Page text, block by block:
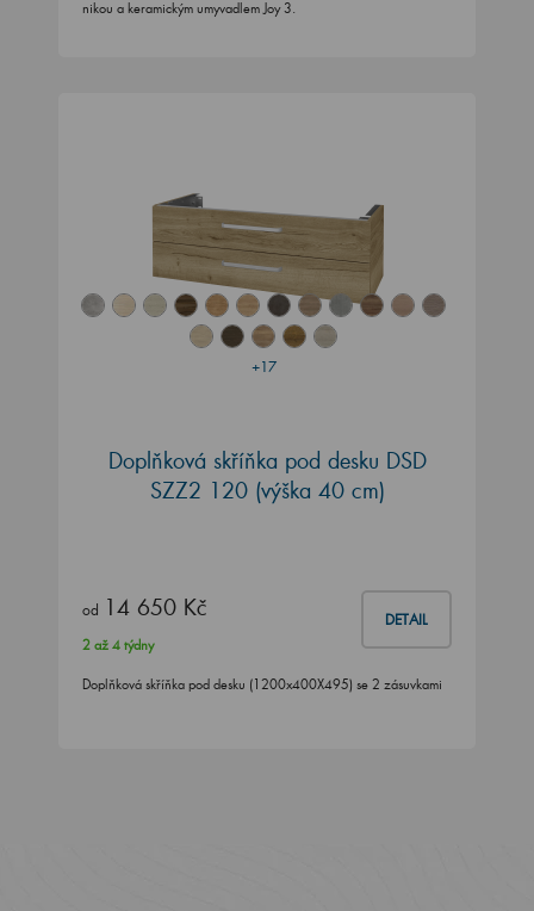
nikou a keramickým umyvadlem Joy 3.
+17
Doplňková skříňka pod desku DSD
SZZ2 120 (výška 40 cm)
od 14 650 Kč DETAIL
2 až 4 týdny
Doplňková skříňka pod desku (1200x400X495) se 2 zásuvkami